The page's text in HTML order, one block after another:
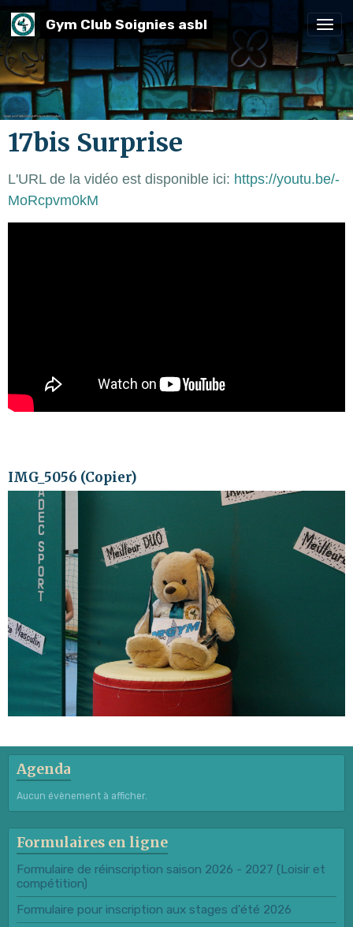
Gym Club Soignies asbl
17bis Surprise
L'URL de la vidéo est disponible ici: https://youtu.be/-
MoRcpvm0kM
IMG_5056 (Copier)
Agenda
Aucun évènement à afficher.
Formulaires en ligne
Formulaire de réinscription saison 2026 - 2027 (Loisir et
compétition)
Formulaire pour inscription aux stages d'été 2026